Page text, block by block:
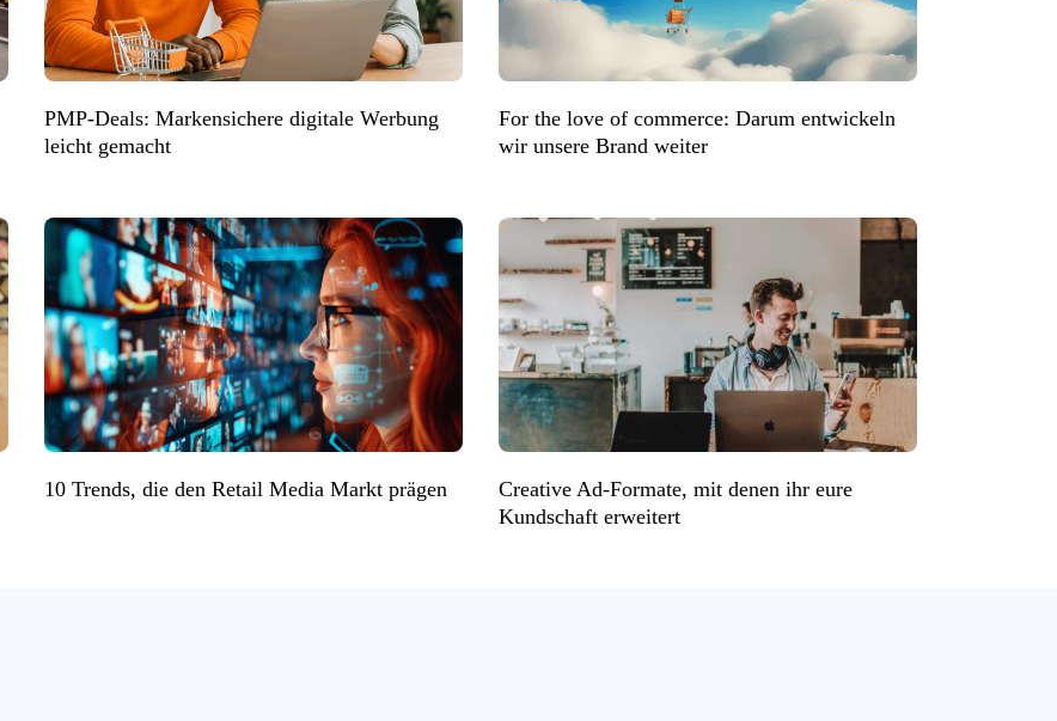
PMP-Deals: Markensichere digitale Werbung
leicht gemacht
For the love of commerce: Darum entwickeln
wir unsere Brand weiter
10 Trends, die den Retail Media Markt prägen
Creative Ad-Formate, mit denen ihr eure
Kundschaft erweitert